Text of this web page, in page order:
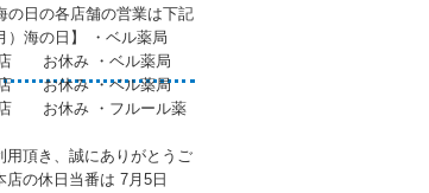
の日の各店舗の営業は下記
）海の日】 ・ベル薬局
お休み ・ベル薬局
お休み ・ベル薬局
お休み ・フルール薬
用頂き、誠にありがとうご
の休日当番は 7月5日